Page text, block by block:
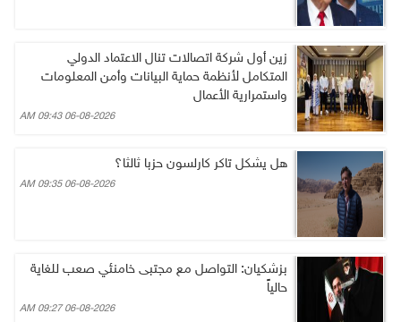
زين أول شركة اتصالات تنال الاعتماد الدولي
المتكامل لأنظمة حماية البيانات وأمن المعلومات
واستمرارية الأعمال
06-08-2026 09:43 AM
هل يشكل تاكر كارلسون حزبا ثالثا؟
06-08-2026 09:35 AM
بزشكيان: التواصل مع مجتبى خامنئي صعب للغاية
حالياً
06-08-2026 09:27 AM